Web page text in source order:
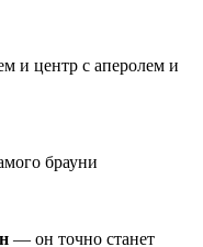
и центр с аперолем и
брауни
— он точно станет